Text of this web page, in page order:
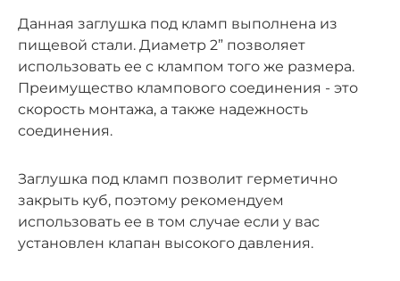
Данная заглушка под кламп выполнена из
пищевой стали. Диаметр 2” позволяет
использовать ее с клампом того же размера.
Преимущество клампового соединения - это
скорость монтажа, а также надежность
соединения.
Заглушка под кламп позволит герметично
закрыть куб, поэтому рекомендуем
использовать ее в том случае если у вас
установлен клапан высокого давления.